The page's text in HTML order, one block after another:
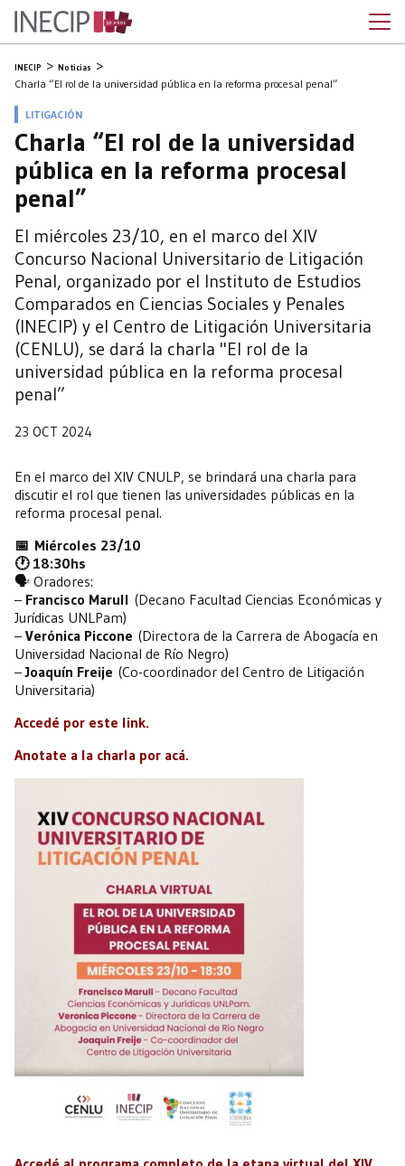
INECIP Noticias
Charla “El rol de la universidad pública en la reforma procesal penal”
LITIGACIÓN
Charla “El rol de la universidad
pública en la reforma procesal
penal”
El miércoles 23/10, en el marco del XIV
Concurso Nacional Universitario de Litigación
Penal, organizado por el Instituto de Estudios
Comparados en Ciencias Sociales y Penales
(INECIP) y el Centro de Litigación Universitaria
(CENLU), se dará la charla "El rol de la
universidad pública en la reforma procesal
penal”
23 OCT 2024
En el marco del XIV CNULP, se brindará una charla para
discutir el rol que tienen las universidades públicas en la
reforma procesal penal.
📅 Miércoles 23/10
🕐 18:30hs
🗣️ Oradores:
– Francisco Marull (Decano Facultad Ciencias Económicas y
Jurídicas UNLPam)
– Verónica Piccone (Directora de la Carrera de Abogacía en
Universidad Nacional de Río Negro)
–Joaquín Freije (Co-coordinador del Centro de Litigación
Universitaria)
Accedé por este link.
Anotate a la charla por acá.